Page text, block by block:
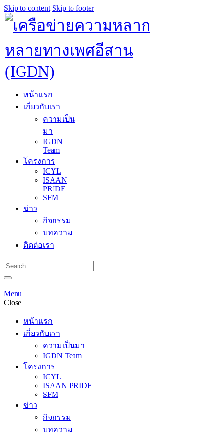
Skip to content Skip to footer
หน้าแรก
เกี่ยวกับเรา
ความเป็น
มา
IGDN
Team
โครงการ
ICYL
ISAAN
PRIDE
SFM
ข่าว
กิจกรรม
บทความ
ติดต่อเรา
Menu
Close
หน้าแรก
เกี่ยวกับเรา
ความเป็นมา
IGDN Team
โครงการ
ICYL
ISAAN PRIDE
SFM
ข่าว
กิจกรรม
บทความ